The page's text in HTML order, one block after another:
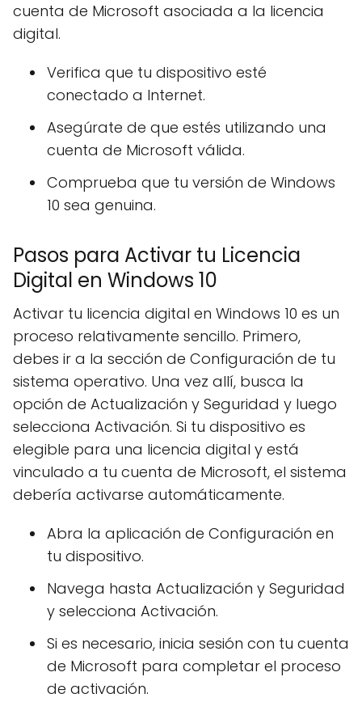
cuenta de Microsoft asociada a la licencia
digital.
Verifica que tu dispositivo esté
conectado a Internet.
Asegúrate de que estés utilizando una
cuenta de Microsoft válida.
Comprueba que tu versión de Windows
10 sea genuina.
Pasos para Activar tu Licencia
Digital en Windows 10
Activar tu licencia digital en Windows 10 es un
proceso relativamente sencillo. Primero,
debes ir a la sección de Configuración de tu
sistema operativo. Una vez allí, busca la
opción de Actualización y Seguridad y luego
selecciona Activación. Si tu dispositivo es
elegible para una licencia digital y está
vinculado a tu cuenta de Microsoft, el sistema
debería activarse automáticamente.
Abra la aplicación de Configuración en
tu dispositivo.
Navega hasta Actualización y Seguridad
y selecciona Activación.
Si es necesario, inicia sesión con tu cuenta
de Microsoft para completar el proceso
de activación.